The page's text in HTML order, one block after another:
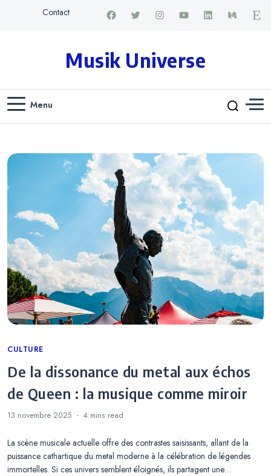
Contact
Musik Universe
Menu
Categories
CULTURE
De la dissonance du metal aux échos
de Queen : la musique comme miroir
13 novembre 2025 4 mins read
La scène musicale actuelle offre des contrastes saisissants, allant de la
puissance cathartique du metal moderne à la célébration de légendes
immortelles. Si ces univers semblent éloignés, ils partagent une…